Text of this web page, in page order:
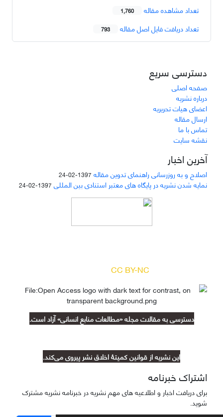
تعداد مشاهده مقاله 1,760
تعداد دریافت فایل اصل مقاله 793
دسترسی سریع
صفحه اصلی
درباره نشریه
اعضای هیات تحریریه
ارسال مقاله
تماس با ما
نقشه سایت
آخرین اخبار
اصلاح و به روزرسانی راهنمای تدوین مقاله 1397-02-24
نمایه شدن نشریه در پایگاه های معتبر استنادی بین المللی 1397-02-24
CC BY-NC
دسترسی به مقالات مجله «مطالعات منابع انسانی» آزاد است.
این نشریه از قوانین کمیتۀ اخلاق نشر پیروی می‌کند.
اشتراک خبرنامه
برای دریافت اخبار و اطلاعیه های مهم نشریه در خبرنامه نشریه مشترک
شوید.